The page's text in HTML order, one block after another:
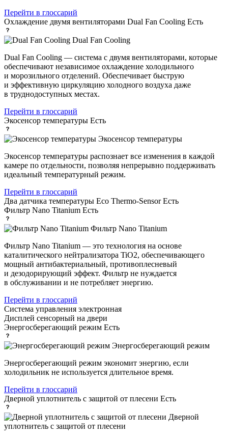
Перейти в глоссарий
Охлаждение двумя вентиляторами Dual Fan Cooling Есть
Dual Fan Cooling
Dual Fan Cooling — система с двумя вентиляторами, которые
обеспечивают независимое охлаждение холодильного
и морозильного отделений. Обеспечивает быструю
и эффективную циркуляцию холодного воздуха даже
в труднодоступных местах.
Перейти в глоссарий
Экосенсор температуры Есть
Экосенсор температуры
Экосенсор температуры распознает все изменения в каждой
камере по отдельности, позволяя непрерывно поддерживать
идеальный температурный режим.
Перейти в глоссарий
Два датчика температуры Eco Thermo-SensorЕсть
Фильтр Nano Titanium Есть
Фильтр Nano Titanium
Фильтр Nano Titanium — это технология на основе
каталитического нейтрализатора TiO2, обеспечивающего
мощный антибактериальный, противоплесневый
и дезодорирующий эффект. Фильтр не нуждается
в обслуживании и не потребляет энергию.
Перейти в глоссарий
Система управления электронная
Дисплей сенсорный на двери
Энергосберегающий режим Есть
Энергосберегающий режим
Энергосберегающий режим экономит энергию, если
холодильник не используется длительное время.
Перейти в глоссарий
Дверной уплотнитель с защитой от плесени Есть
Дверной
уплотнитель с защитой от плесени